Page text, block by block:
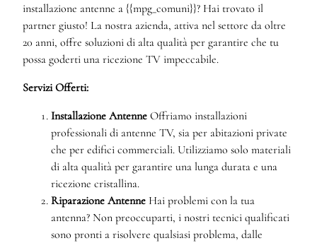
installazione antenne a {{mpg_comuni}}? Hai trovato il
partner giusto! La nostra azienda, attiva nel settore da oltre
20 anni, offre soluzioni di alta qualità per garantire che tu
possa goderti una ricezione TV impeccabile.
Servizi Offerti:
Installazione Antenne Offriamo installazioni
professionali di antenne TV, sia per abitazioni private
che per edifici commerciali. Utilizziamo solo materiali
di alta qualità per garantire una lunga durata e una
ricezione cristallina.
Riparazione Antenne Hai problemi con la tua
antenna? Non preoccuparti, i nostri tecnici qualificati
sono pronti a risolvere qualsiasi problema, dalle